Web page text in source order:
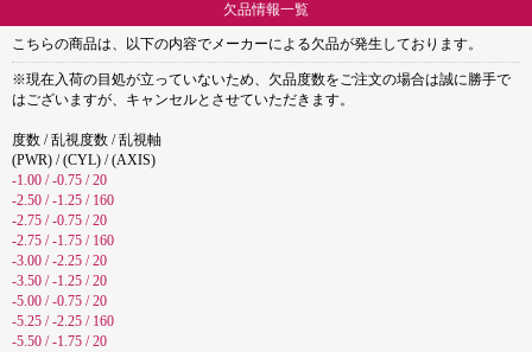
欠品情報一覧
こちらの商品は、以下の内容でメーカーによる欠品が発生しております。
※現在入荷の目処が立っていないため、欠品度数をご注文の場合は誠に勝手で
はございますが、キャンセルとさせていただきます。
度数 / 乱視度数 / 乱視軸
(PWR) / (CYL) / (AXIS)
-1.00 / -0.75 / 20
-2.50 / -1.25 / 160
-2.75 / -0.75 / 20
-2.75 / -1.75 / 160
-3.00 / -2.25 / 20
-3.50 / -1.25 / 20
-5.00 / -0.75 / 20
-5.25 / -2.25 / 160
-5.50 / -1.75 / 20